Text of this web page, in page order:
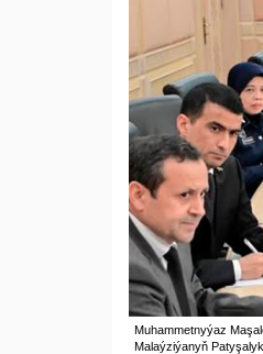
Muhammetnyýaz
Malaýziýanyň